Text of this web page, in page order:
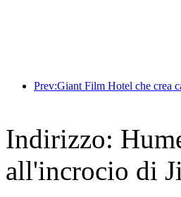
Indirizzo:
all'incrocio di